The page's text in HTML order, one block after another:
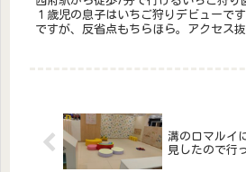
１歳児の息子はいちご狩りデビューで
ですが、反省点もちらほら。アクセス
溝の口マルイ
見したので行